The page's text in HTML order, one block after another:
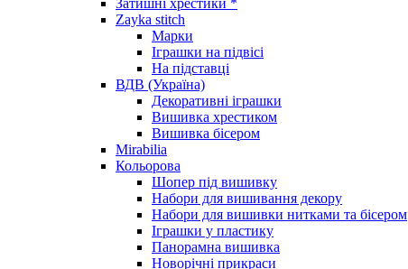
Zayka stitch
Марки
Іграшки на підвісі
На підставці
ВДВ (Україна)
Декоративні іграшки
Вишивка хрестиком
Вишивка бісером
Mirabilia
Кольорова
Шопер під вишивку
Набори для вишивання декору
Набори для вишивки нитками та бісером
Іграшки у пластику
Панорамна вишивка
Новорічні прикраси